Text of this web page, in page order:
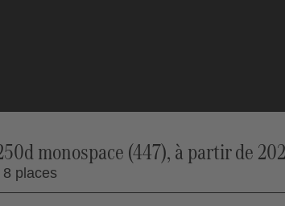
monospace (447), à partir de
places